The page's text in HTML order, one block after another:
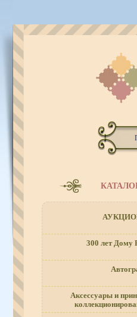
300 лет Дому
Аксессуары и